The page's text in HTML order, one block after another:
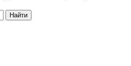
Найти